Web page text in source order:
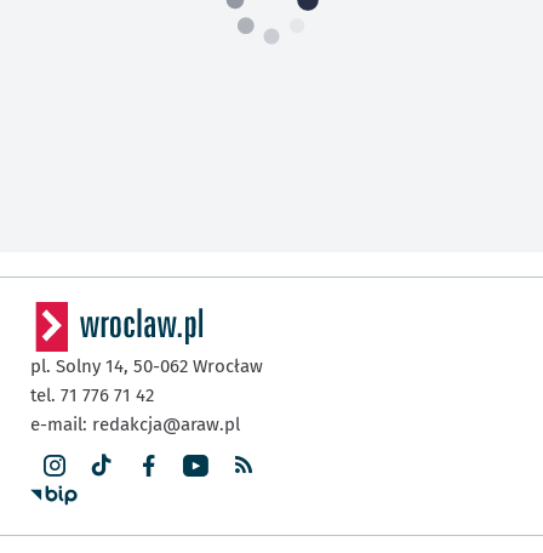
pl. Solny 14, 50-062 Wrocław
tel. 71 776 71 42
e-mail: redakcja@araw.pl